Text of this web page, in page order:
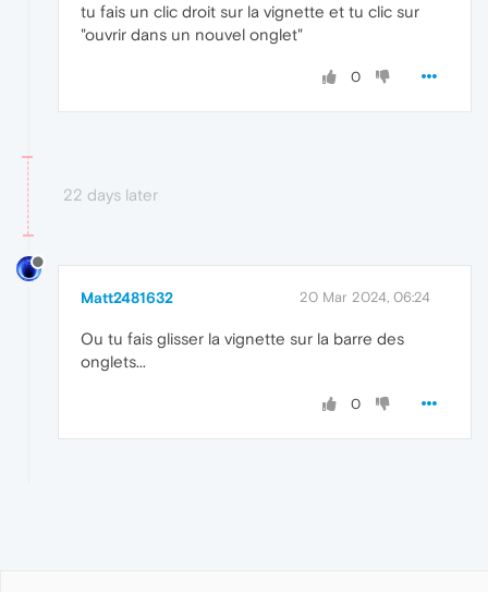
tu fais un clic droit sur la vignette et tu clic sur
"ouvrir dans un nouvel onglet"
0
22 days later
Matt2481632 20 Mar 2024, 06:24
Ou tu fais glisser la vignette sur la barre des
onglets...
0